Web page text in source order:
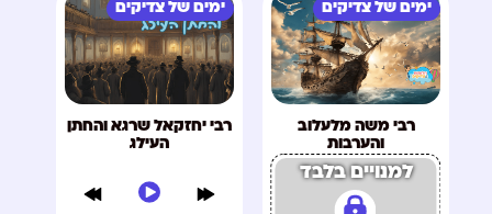
ימים של צדיקים
רבי משה מלעלוב
והערבות
למנויים בלבד
ימים של צדיקים
רבי יחזקאל שרגא והחתן
העילג